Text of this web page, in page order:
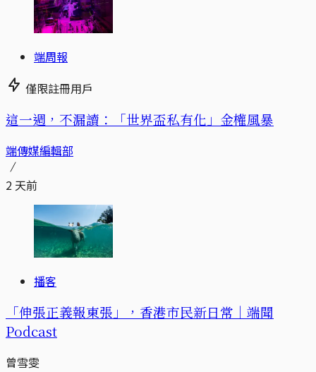
端周報
僅限註冊用戶
這一週，不漏讀：「世界盃私有化」金權風暴
端傳媒編輯部
2 天前
播客
「伸張正義報東張」，香港市民新日常｜端聞
Podcast
曾雪雯